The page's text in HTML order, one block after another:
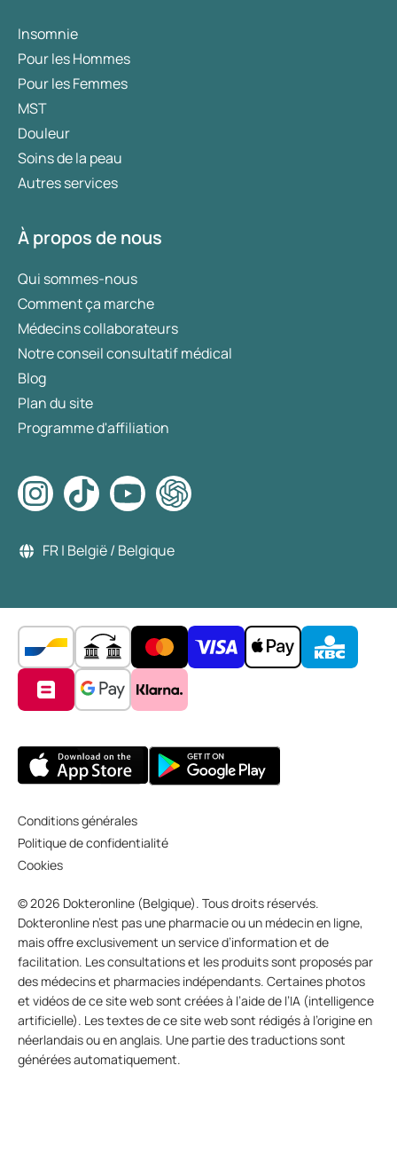
Insomnie
Pour les Hommes
Pour les Femmes
MST
Douleur
Soins de la peau
Autres services
À propos de nous
Qui sommes-nous
Comment ça marche
Médecins collaborateurs
Notre conseil consultatif médical
Blog
Plan du site
Programme d'affiliation
FR | België / Belgique
Conditions générales
Politique de confidentialité
Cookies
© 2026 Dokteronline (Belgique). Tous droits réservés.
Dokteronline n’est pas une pharmacie ou un médecin en ligne,
mais offre exclusivement un service d’information et de
facilitation. Les consultations et les produits sont proposés par
des médecins et pharmacies indépendants. Certaines photos
et vidéos de ce site web sont créées à l’aide de l’IA (intelligence
artificielle). Les textes de ce site web sont rédigés à l’origine en
néerlandais ou en anglais. Une partie des traductions sont
générées automatiquement.